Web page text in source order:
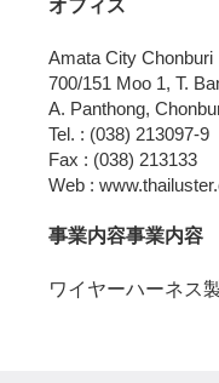
オフィス
Amata City Chonburi
700/151 Moo 1, T.
A. Panthong,
Tel. : (038) 213097-9
Fax : (038) 213133
Web :
事業内容事業内容
ワイヤーハーネス